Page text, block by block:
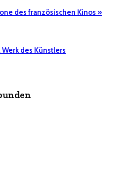
des französischen Kinos »
Werk des Künstlers